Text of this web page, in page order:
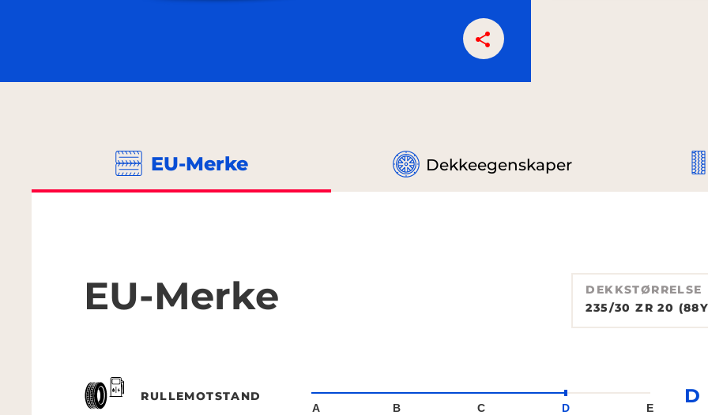
EU-Merke Dekkeegenskaper
EU-Merke
DEKKSTØRRELSE
235/30 ZR 20
RULLEMOTSTAND
A B C D E
D